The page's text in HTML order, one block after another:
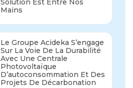
Solution Est Entre Nos
Mains
Le Groupe Acideka S’engage
Sur La Voie De La Durabilité
Avec Une Centrale
Photovoltaïque
D’autoconsommation Et Des
Projets De Décarbonation